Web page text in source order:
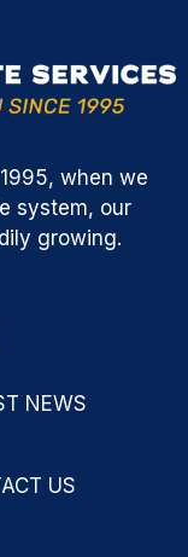
when we
system, our
growing.
NEWS
US